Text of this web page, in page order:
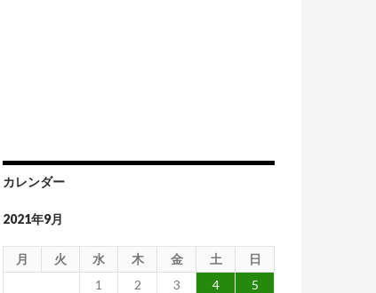
カレンダー
2021年9月
月 火 水 木 金 土
日
1
2 3 4
5